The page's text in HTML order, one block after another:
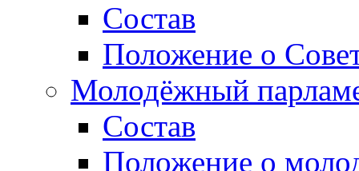
Состав
Положение о
Молодёжный
Состав
Положение о